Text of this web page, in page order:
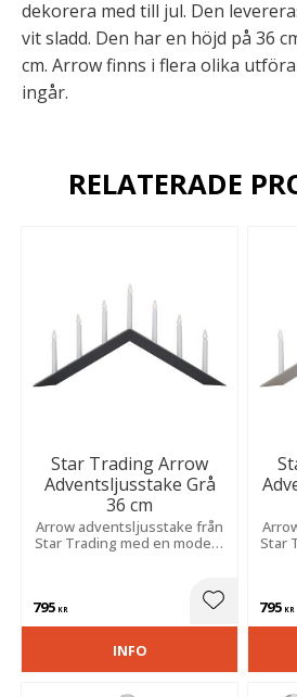
dekorera med till jul. Den
vit sladd. Den har en höjd på 36
cm. Arrow finns i flera olika
ingår.
RELATERADE
Star Trading Arrow
Adventsljusstake Grå
36 cm
Arrow adventsljusstake från
Star Trading med en modern
795 KR Lägg till i
INFO
Star
fin
795 KR